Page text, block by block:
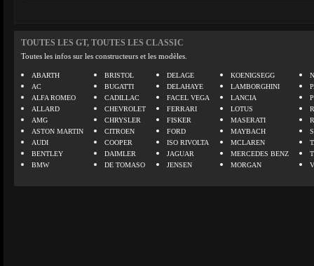
TOUTES LES GT, TOUTES LES CLASSIC
Toutes les infos sur les constructeurs et les modèles.
ABARTH
AC
ALFA ROMEO
ALLARD
AMG
ASTON MARTIN
AUDI
BENTLEY
BMW
BRISTOL
BUGATTI
CADILLAC
CHEVROLET
CHRYSLER
CITROEN
COOPER
DAIMLER
DE TOMASO
DELAGE
DELAHAYE
FACEL VEGA
FERRARI
FISKER
FORD
ISO RIVOLTA
JAGUAR
JENSEN
KOENIGSEGG
LAMBORGHINI
LANCIA
LOTUS
MASERATI
MAYBACH
MCLAREN
MERCEDES BENZ
MORGAN